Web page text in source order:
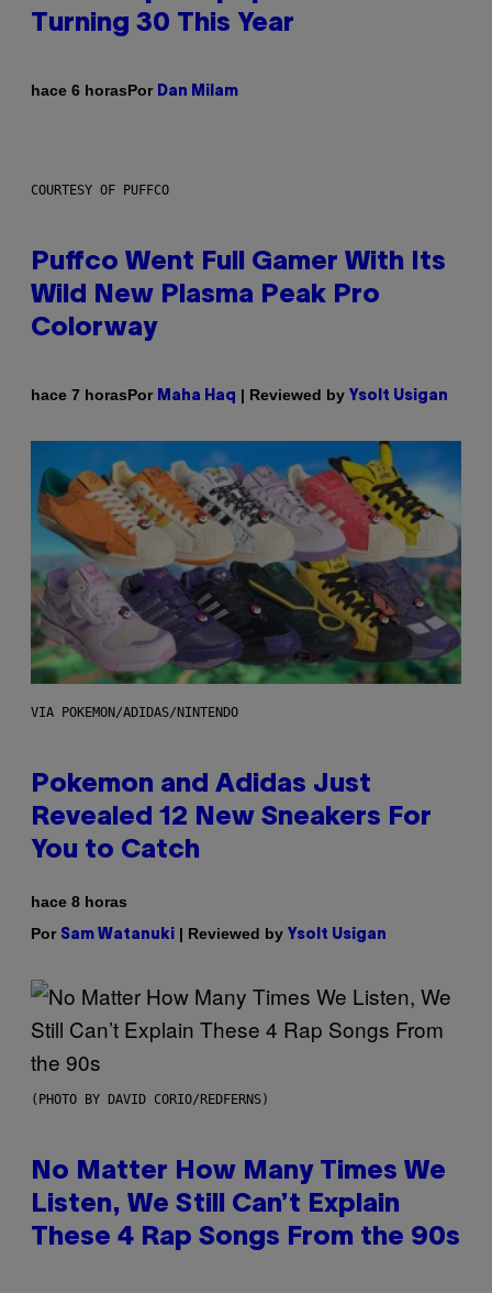
Turning 30 This Year
hace 6 horasPor Dan Milam
COURTESY OF PUFFCO
Puffco Went Full Gamer With Its
Wild New Plasma Peak Pro
Colorway
hace 7 horasPor Maha Haq | Reviewed by Ysolt Usigan
VIA POKEMON/ADIDAS/NINTENDO
Pokemon and Adidas Just
Revealed 12 New Sneakers For
You to Catch
hace 8 horas
Por Sam Watanuki | Reviewed by Ysolt Usigan
(PHOTO BY DAVID CORIO/REDFERNS)
No Matter How Many Times We
Listen, We Still Can’t Explain
These 4 Rap Songs From the 90s